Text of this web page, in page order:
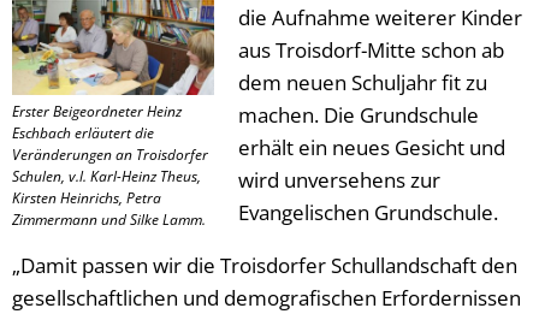
Erster Beigeordneter Heinz
Eschbach erläutert die
Veränderungen an Troisdorfer
Schulen, v.l. Karl-Heinz Theus,
Kirsten Heinrichs, Petra
Zimmermann und Silke Lamm.
die Aufnahme weiterer Kinder
aus Troisdorf-Mitte schon ab
dem neuen Schuljahr fit zu
machen. Die Grundschule
erhält ein neues Gesicht und
wird unversehens zur
Evangelischen Grundschule.
„Damit passen wir die Troisdorfer Schullandschaft den
gesellschaftlichen und demografischen Erfordernissen